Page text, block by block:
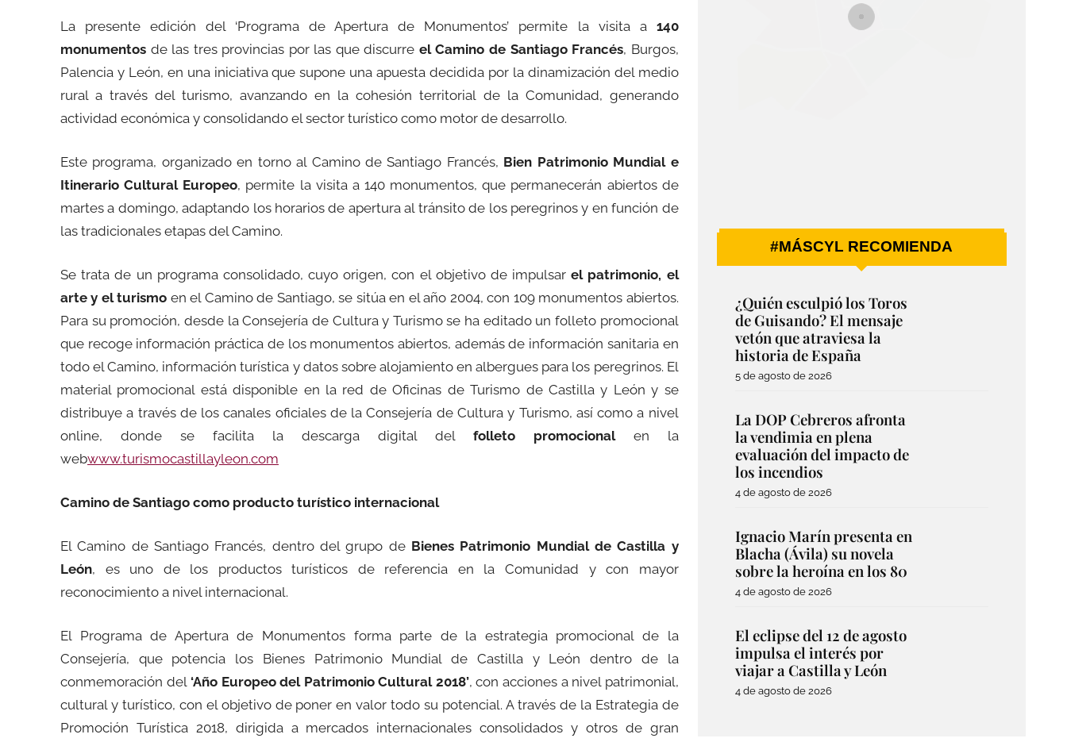
La presente edición del ‘Programa de Apertura de Monumentos’ permite la visita a 140
monumentos de las tres provincias por las que discurre el Camino de Santiago Francés, Burgos,
Palencia y León, en una iniciativa que supone una apuesta decidida por la dinamización del medio
rural a través del turismo, avanzando en la cohesión territorial de la Comunidad, generando
actividad económica y consolidando el sector turístico como motor de desarrollo.
Este programa, organizado en torno al Camino de Santiago Francés, Bien Patrimonio Mundial e
Itinerario Cultural Europeo, permite la visita a 140 monumentos, que permanecerán abiertos de
martes a domingo, adaptando los horarios de apertura al tránsito de los peregrinos y en función de
las tradicionales etapas del Camino.
Se trata de un programa consolidado, cuyo origen, con el objetivo de impulsarel patrimonio, el
arte y el turismo en el Camino de Santiago, se sitúa en el año 2004, con 109 monumentos abiertos.
Para su promoción, desde la Consejería de Cultura y Turismo se ha editado un folleto promocional
que recoge información práctica de los monumentos abiertos, además de información sanitaria en
todo el Camino, información turística y datos sobre alojamiento en albergues para los peregrinos. El
material promocional está disponible en la red de Oficinas de Turismo de Castilla y León y se
distribuye a través de los canales oficiales de la Consejería de Cultura y Turismo, así como a nivel
online, donde se facilita la descarga digital del folleto promocionalen la
webwww.turismocastillayleon.com
Camino de Santiago como producto turístico internacional
El Camino de Santiago Francés, dentro del grupo de Bienes Patrimonio Mundial de Castilla y
León, es uno de los productos turísticos de referencia en la Comunidad y con mayor
reconocimiento a nivel internacional.
El Programa de Apertura de Monumentos forma parte de la estrategia promocional de la
Consejería, que potencia los Bienes Patrimonio Mundial de Castilla y León dentro de la
conmemoración del‘Año Europeo del Patrimonio Cultural 2018’, con acciones a nivel patrimonial,
cultural y turístico, con el objetivo de poner en valor todo su potencial. A través de la Estrategia de
Promoción Turística 2018, dirigida a mercados internacionales consolidados y otros de gran
#MÁSCYL RECOMIENDA
¿Quién esculpió los Toros
de Guisando? El mensaje
vetón que atraviesa la
historia de España
5 de agosto de 2026
La DOP Cebreros afronta
la vendimia en plena
evaluación del impacto de
los incendios
4 de agosto de 2026
Ignacio Marín presenta en
Blacha (Ávila) su novela
sobre la heroína en los 80
4 de agosto de 2026
El eclipse del 12 de agosto
impulsa el interés por
viajar a Castilla y León
4 de agosto de 2026